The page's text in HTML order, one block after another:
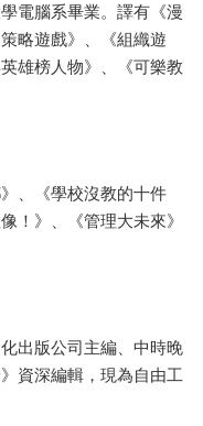
電腦系畢業。譯有《漫
略遊戲》、《組織遊
雄榜人物》、《可樂教
、《學校沒教的十件
！》、《管理大未來》
出版公司主編、中時晚
資深編輯，現為自由工